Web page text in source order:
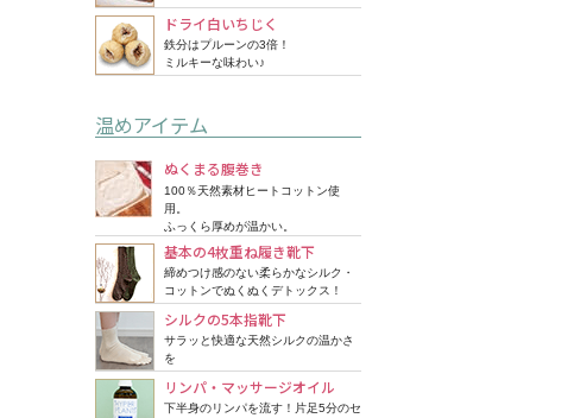
ドライ白いちじく
鉄分はプルーンの3倍！
ミルキーな味わい♪
温めアイテム
ぬくまる腹巻き
100％天然素材ヒートコットン使
用。
ふっくら厚めが温かい。
基本の4枚重ね履き靴下
締めつけ感のない柔らかなシルク・
コットンでぬくぬくデトックス！
シルクの5本指靴下
サラッと快適な天然シルクの温かさ
を
リンパ・マッサージオイル
下半身のリンパを流す！片足5分のセ